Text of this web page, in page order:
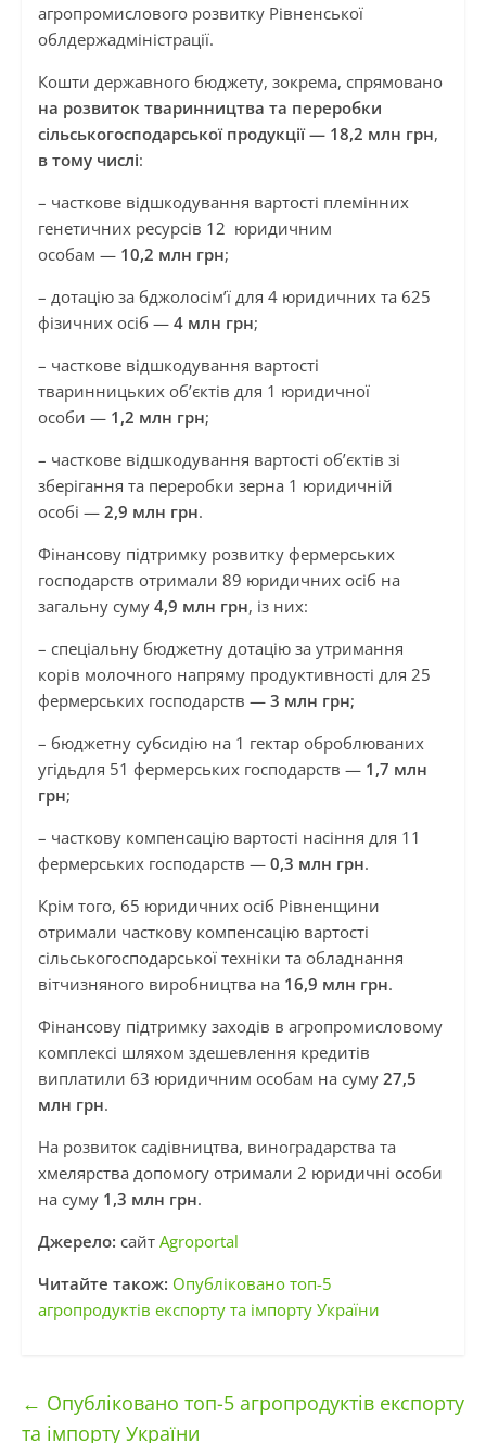
агропромислового розвитку Рівненської
облдержадміністрації.
Кошти державного бюджету, зокрема, спрямовано
на розвиток тваринництва та переробки
сільськогосподарської продукції — 18,2 млн грн,
в тому числі:
– часткове відшкодування вартості племінних
генетичних ресурсів 12 юридичним
особам — 10,2 млн грн;
– дотацію за бджолосім’ї для 4 юридичних та 625
фізичних осіб — 4 млн грн;
– часткове відшкодування вартості
тваринницьких об’єктів для 1 юридичної
особи — 1,2 млн грн;
– часткове відшкодування вартості об’єктів зі
зберігання та переробки зерна 1 юридичній
особі — 2,9 млн грн.
Фінансову підтримку розвитку фермерських
господарств отримали 89 юридичних осіб на
загальну суму 4,9 млн грн, із них:
– спеціальну бюджетну дотацію за утримання
корів молочного напряму продуктивності для 25
фермерських господарств — 3 млн грн;
– бюджетну субсидію на 1 гектар оброблюваних
угідьдля 51 фермерських господарств — 1,7 млн
грн;
– часткову компенсацію вартості насіння для 11
фермерських господарств — 0,3 млн грн.
Крім того, 65 юридичних осіб Рівненщини
отримали часткову компенсацію вартості
сільськогосподарської техніки та обладнання
вітчизняного виробництва на 16,9 млн грн.
Фінансову підтримку заходів в агропромисловому
комплексі шляхом здешевлення кредитів
виплатили 63 юридичним особам на суму 27,5
млн грн.
На розвиток садівництва, виноградарства та
хмелярства допомогу отримали 2 юридичні особи
на суму 1,3 млн грн.
Джерело: сайт Agroportal
Читайте також: Опубліковано топ-5
агропродуктів експорту та імпорту України
← Опубліковано топ-5 агропродуктів експорту
та імпорту України